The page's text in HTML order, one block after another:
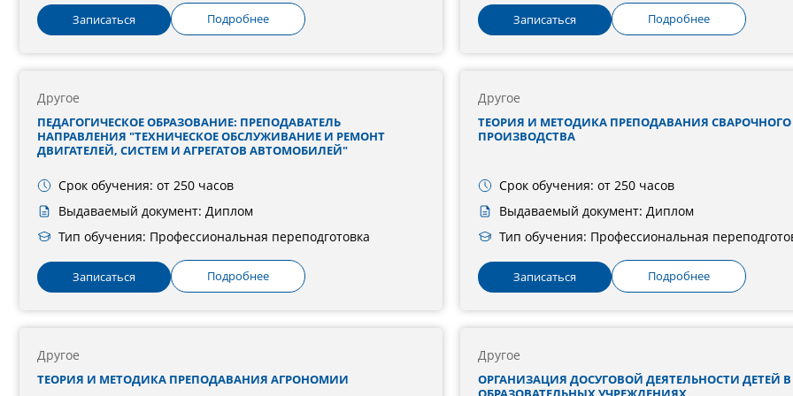
Записаться Подробнее Записаться Подробнее
Другое
ПЕДАГОГИЧЕСКОЕ ОБРАЗОВАНИЕ: ПРЕПОДАВАТЕЛЬ
НАПРАВЛЕНИЯ "ТЕХНИЧЕСКОЕ ОБСЛУЖИВАНИЕ И РЕМОНТ
ДВИГАТЕЛЕЙ, СИСТЕМ И АГРЕГАТОВ АВТОМОБИЛЕЙ"
Срок обучения: от 250 часов
Выдаваемый документ: Диплом
Тип обучения: Профессиональная переподготовка
Записаться Подробнее
Другое
ТЕОРИЯ И МЕТОДИКА ПРЕПОДАВАНИЯ СВАРОЧНОГО
ПРОИЗВОДСТВА
Срок обучения: от 250 часов
Выдаваемый документ: Диплом
Тип обучения: Профессиональная
Записаться Подробнее
Другое
ТЕОРИЯ И МЕТОДИКА ПРЕПОДАВАНИЯ АГРОНОМИИ
Другое
ОРГАНИЗАЦИЯ ДОСУГОВОЙ ДЕЯТЕЛЬНОСТИ ДЕТЕЙ В